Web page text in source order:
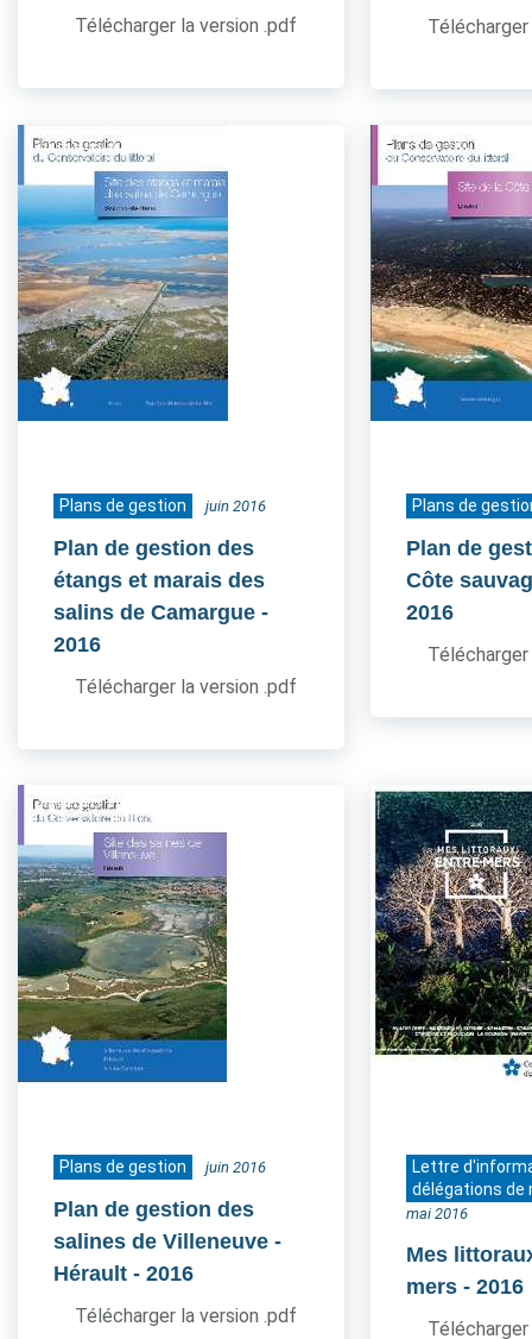
Télécharger la version .pdf
Plans de gestion juin 2016
Plan de gestion des
étangs et marais des
salins de Camargue -
2016
Télécharger la version .pdf
Plans de
Plan de
Côte
2016
Plans de gestion juin 2016
Plan de gestion des
salines de Villeneuve -
Hérault - 2016
Télécharger la version .pdf
Lettre
délégations de
mai 2016
Mes
mers - 2016